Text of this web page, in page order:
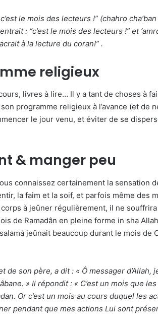
le mois des lecteurs !” (chahro
: “c’est le mois des lecteurs !” et
à la lecture du coran!” .
religieux
livres à lire… Il y a tant de choses à
programme religieux à l’avance (et de
le jour venu, et éviter de se
& manger peu
connaissez certainement la sensation
la faim et la soif, et parfois même des
à jeûner régulièrement, il ne
de Ramadân en pleine forme in sha
jeûnait beaucoup durant le mois de
son père, a dit : « Ô messager d’Allah,
» Il répondit : « C’est un mois que
Or c’est un mois au cours duquel les
pendant que mes actions Lui sont